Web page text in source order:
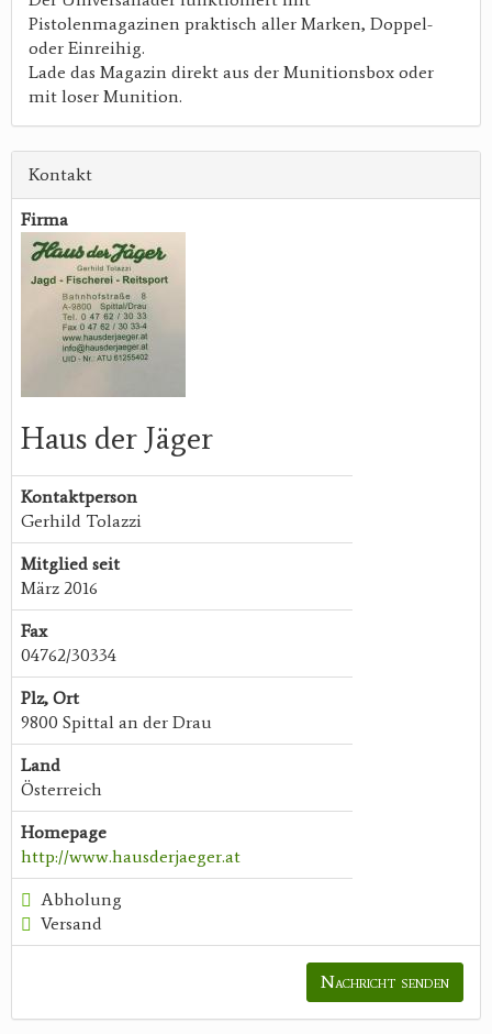
Pistolenmagazinen praktisch aller Marken, Doppel-
oder Einreihig.
Lade das Magazin direkt aus der Munitionsbox oder
mit loser Munition.
Kontakt
Firma
Haus der Jäger
Kontaktperson
Gerhild Tolazzi
Mitglied seit
März 2016
Fax
04762/30334
Plz, Ort
9800 Spittal an der Drau
Land
Österreich
Homepage
http://www.hausderjaeger.at
Abholung
Versand
Nachricht senden